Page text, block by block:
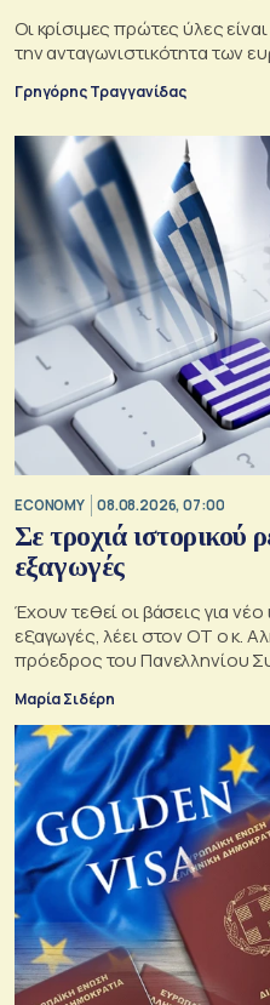
Οι κρίσιμες πρώτες ύλες
την ανταγωνιστικότητα των
Γρηγόρης Τραγγανίδας
ECONOMY 08.08.2026, 07:00
Σε τροχιά ιστορικού
εξαγωγές
Έχουν τεθεί οι βάσεις για
εξαγωγές, λέει στον ΟΤ ο κ.
πρόεδρος του Πανελληνίου
Μαρία Σιδέρη